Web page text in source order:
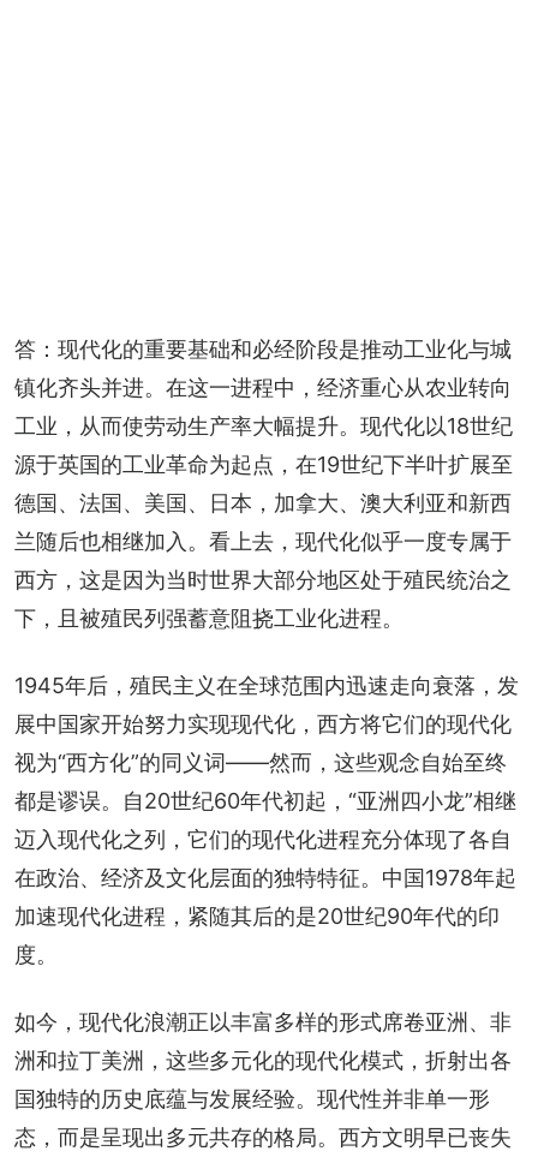
答：现代化的重要基础和必经阶段是推动工业化与城
镇化齐头并进。在这一进程中，经济重心从农业转向
工业，从而使劳动生产率大幅提升。现代化以18世纪
源于英国的工业革命为起点，在19世纪下半叶扩展至
德国、法国、美国、日本，加拿大、澳大利亚和新西
兰随后也相继加入。看上去，现代化似乎一度专属于
西方，这是因为当时世界大部分地区处于殖民统治之
下，且被殖民列强蓄意阻挠工业化进程。
1945年后，殖民主义在全球范围内迅速走向衰落，发
展中国家开始努力实现现代化，西方将它们的现代化
视为“西方化”的同义词——然而，这些观念自始至终
都是谬误。自20世纪60年代初起，“亚洲四小龙”相继
迈入现代化之列，它们的现代化进程充分体现了各自
在政治、经济及文化层面的独特特征。中国1978年起
加速现代化进程，紧随其后的是20世纪90年代的印
度。
如今，现代化浪潮正以丰富多样的形式席卷亚洲、非
洲和拉丁美洲，这些多元化的现代化模式，折射出各
国独特的历史底蕴与发展经验。现代性并非单一形
态，而是呈现出多元共存的格局。西方文明早已丧失